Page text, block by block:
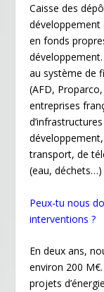
Caisse des
développement
en fonds
au système de
(AFD,
entreprises
développement,
transport, de
(eau,
Peux-tu nous
interventions ?
En deux ans,
environ 200
projets